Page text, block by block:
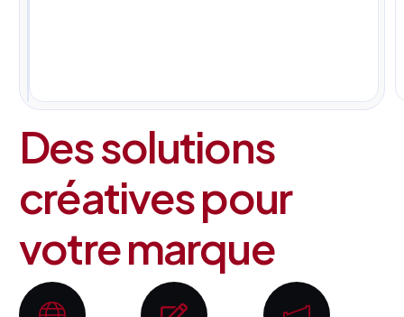
Des solutions
créatives pour
votre marque